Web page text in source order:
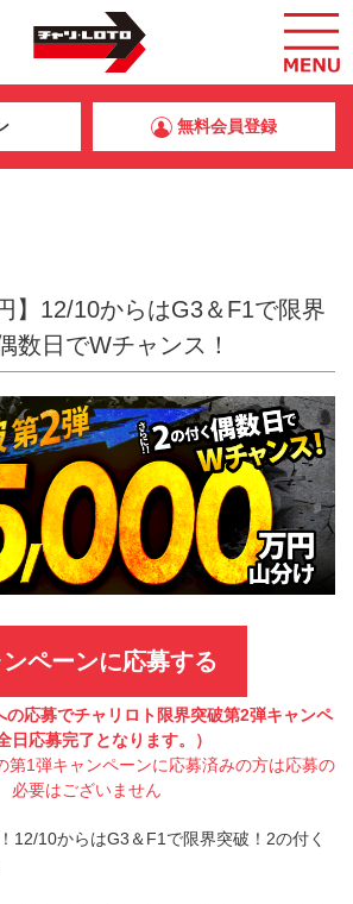
無料会員登録
】12/10からはG3＆F1で限界
数日でWチャンス！
ペーンに応募する
の応募でチャリロト限界突破第2弾キャンペ
日応募完了となります。）
1弾キャンペーンに応募済みの方は応募の
必要はございません
12/10からはG3＆F1で限界突破！2の付く